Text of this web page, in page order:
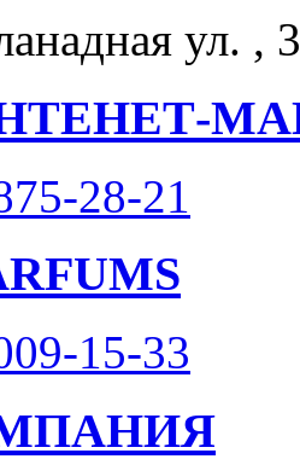
ул. ,
28-21
15-33